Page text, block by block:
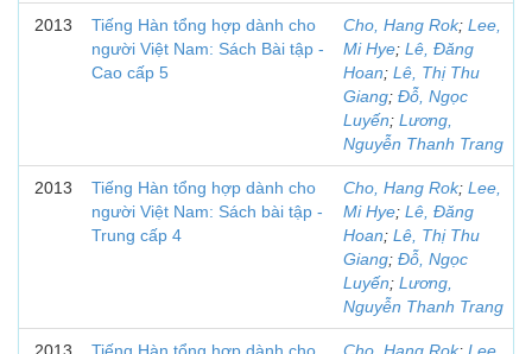
2013
Tiếng Hàn tổng hợp dành cho
người Việt Nam: Sách Bài tập -
Cao cấp 5
Cho, Hang Rok; Lee,
Mi Hye; Lê, Đăng
Hoan; Lê, Thị Thu
Giang; Đỗ, Ngọc
Luyến; Lương,
Nguyễn Thanh Trang
2013
Tiếng Hàn tổng hợp dành cho
người Việt Nam: Sách bài tập -
Trung cấp 4
Cho, Hang Rok; Lee,
Mi Hye; Lê, Đăng
Hoan; Lê, Thị Thu
Giang; Đỗ, Ngọc
Luyến; Lương,
Nguyễn Thanh Trang